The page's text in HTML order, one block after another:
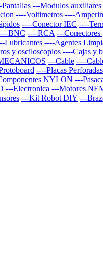
Pantallas ---Modulos auxiliares
----Voltimetros ----
----Conector IEC ----
BNC ----RCA ---Conectores
Lubricantes ----Agentes
y osciloscopios ----Cajas y
---Cable ----
----Placas Perforadas
NYLON ---
---Electronica ---Motores
---Kit Robot DIY ---